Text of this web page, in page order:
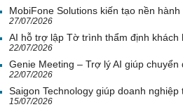
MobiFone Solutions kiến tạo nền
27/07/2026
AI hỗ trợ lập Tờ trình thẩm định
22/07/2026
Genie Meeting – Trợ lý AI giúp
22/07/2026
Saigon Technology giúp doanh
15/07/2026